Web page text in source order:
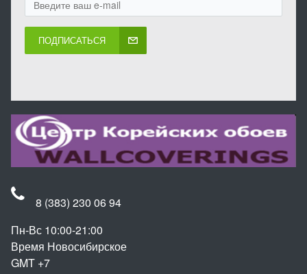
ПОДПИСАТЬСЯ
8 (383) 230 06 94
Пн-Вс 10:00-21:00
Время Новосибирское
GMT +7